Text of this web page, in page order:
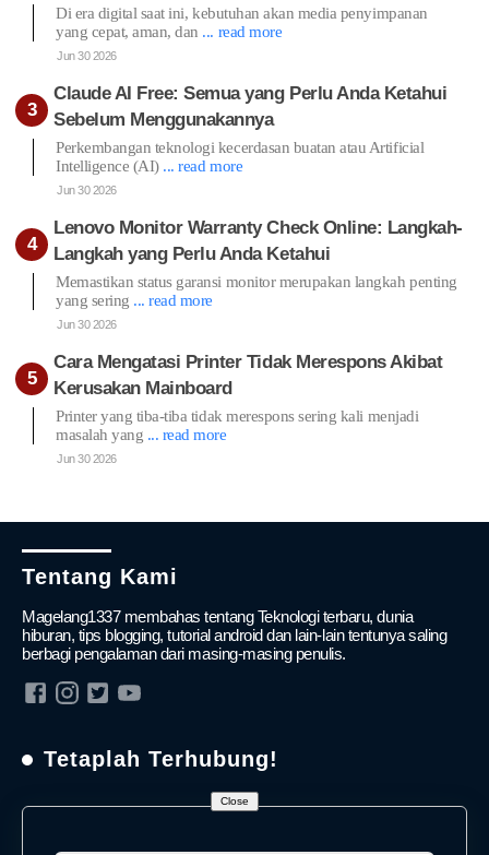
Di era digital saat ini, kebutuhan akan media penyimpanan
yang cepat, aman, dan ... read more
Jun 30 2026
Claude AI Free: Semua yang Perlu Anda Ketahui
Sebelum Menggunakannya
Perkembangan teknologi kecerdasan buatan atau Artificial
Intelligence (AI) ... read more
Jun 30 2026
Lenovo Monitor Warranty Check Online: Langkah-
Langkah yang Perlu Anda Ketahui
Memastikan status garansi monitor merupakan langkah penting
yang sering ... read more
Jun 30 2026
Cara Mengatasi Printer Tidak Merespons Akibat
Kerusakan Mainboard
Printer yang tiba-tiba tidak merespons sering kali menjadi
masalah yang ... read more
Jun 30 2026
Tentang Kami
Magelang1337 membahas tentang Teknologi terbaru, dunia
hiburan, tips blogging, tutorial android dan lain-lain tentunya saling
berbagi pengalaman dari masing-masing penulis.
Tetaplah Terhubung!
Close